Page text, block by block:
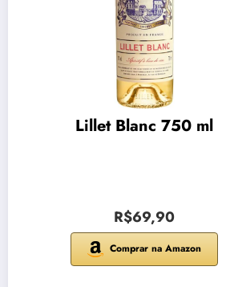
Lillet Blanc 750 ml
R$69,90
Comprar na Amazon